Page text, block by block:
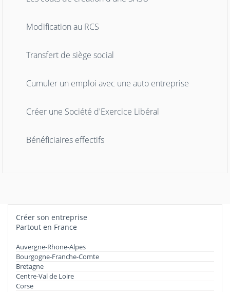
Modification au RCS
Transfert de siège social
Cumuler un emploi avec une auto entreprise
Créer une Société d'Exercice Libéral
Bénéficiaires effectifs
Créer son entreprise
Partout en France
Auvergne-Rhone-Alpes
Bourgogne-Franche-Comte
Bretagne
Centre-Val de Loire
Corse